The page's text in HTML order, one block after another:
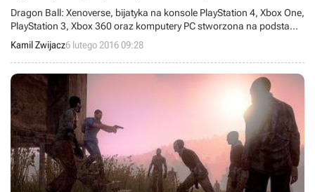
Dragon Ball: Xenoverse, bijatyka na konsole PlayStation 4, Xbox One,
PlayStation 3, Xbox 360 oraz komputery PC stworzona na podstawie
słynnego cyklu mangi i anime, została w ciągu roku wysłana do
sprzedawców w nakładzie przekraczającym 3 miliony egzmeplarzy.
Kamil Zwijacz6 lutego 2016 09:28